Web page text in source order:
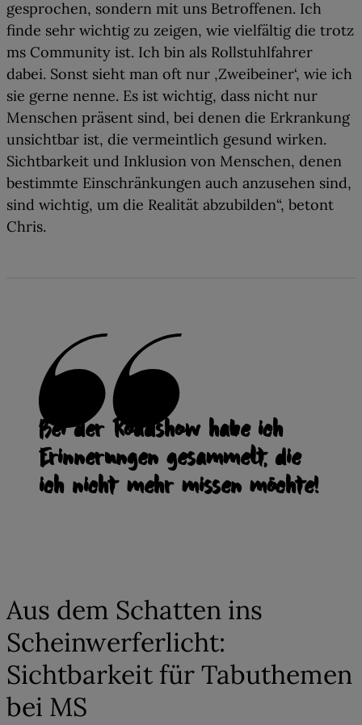
gesprochen, sondern mit uns Betroffenen. Ich
finde sehr wichtig zu zeigen, wie vielfältig die trotz
ms Community ist. Ich bin als Rollstuhlfahrer
dabei. Sonst sieht man oft nur ‚Zweibeiner‘, wie ich
sie gerne nenne. Es ist wichtig, dass nicht nur
Menschen präsent sind, bei denen die Erkrankung
unsichtbar ist, die vermeintlich gesund wirken.
Sichtbarkeit und Inklusion von Menschen, denen
bestimmte Einschränkungen auch anzusehen sind,
sind wichtig, um die Realität abzubilden“, betont
Chris.
Bei der Roadshow habe ich
Erinnerungen gesammelt, die
ich nicht mehr missen möchte!
Aus dem Schatten ins
Scheinwerferlicht:
Sichtbarkeit für Tabuthemen
bei MS